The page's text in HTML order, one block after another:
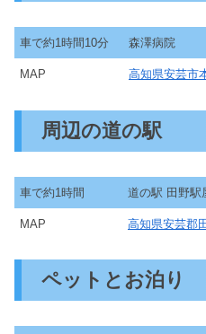
車で約1時間10分 森澤病院
MAP 高知県安芸市
周辺の道の駅
車で約1時間 道の駅 田野駅
MAP 高知県安芸郡
ペットとお泊り